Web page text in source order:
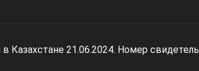
Казахстане 21.06.2024. Номер